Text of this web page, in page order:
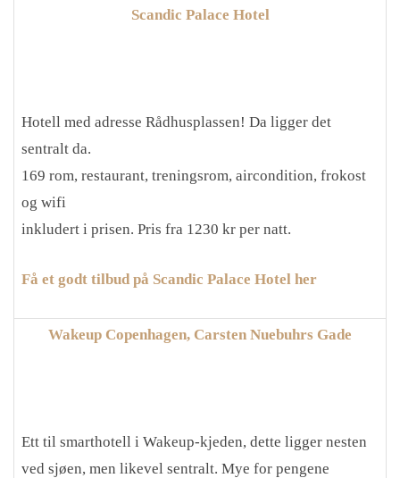
Scandic Palace Hotel
Hotell med adresse Rådhusplassen! Da ligger det
sentralt da.
169 rom, restaurant, treningsrom, aircondition, frokost
og wifi
inkludert i prisen. Pris fra 1230 kr per natt.
Få et godt tilbud på Scandic Palace Hotel her
Wakeup Copenhagen, Carsten Nuebuhrs Gade
Ett til smarthotell i Wakeup-kjeden, dette ligger nesten
ved sjøen, men likevel sentralt. Mye for pengene